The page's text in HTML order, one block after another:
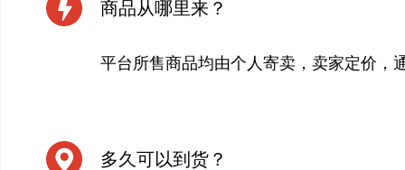
商品从哪里来？
平台所售商品均由个人寄卖，卖家定价，
多久可以到货？